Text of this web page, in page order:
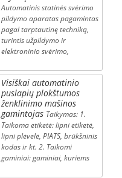
Automatinis statinės svėrimo
pildymo aparatas pagamintas
pagal tarptautinę techniką,
turintis užpildymo ir
elektroninio svėrimo,
Visiškai automatinio
puslapių plokštumos
ženklinimo mašinos
gamintojas Taikymas: 1.
Taikoma etiketė: lipni etiketė,
lipni plėvelė, PIATS, brūkšninis
kodas ir kt. 2. Taikomi
gaminiai: gaminiai, kuriems